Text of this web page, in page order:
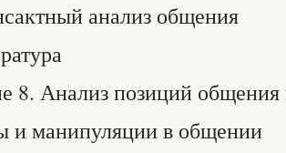
анализ общения
8. Анализ позиций общения
и манипуляции в общении